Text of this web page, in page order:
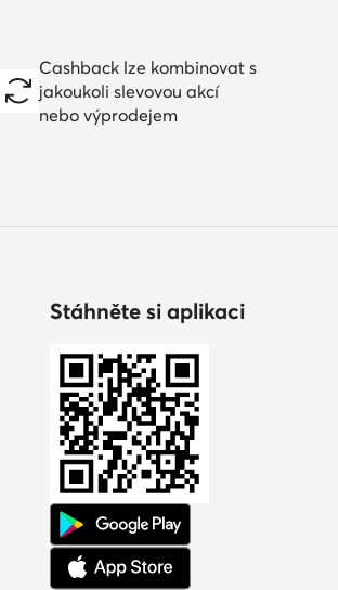
Cashback lze kombinovat s
jakoukoli slevovou akcí
nebo výprodejem
Stáhněte si aplikaci